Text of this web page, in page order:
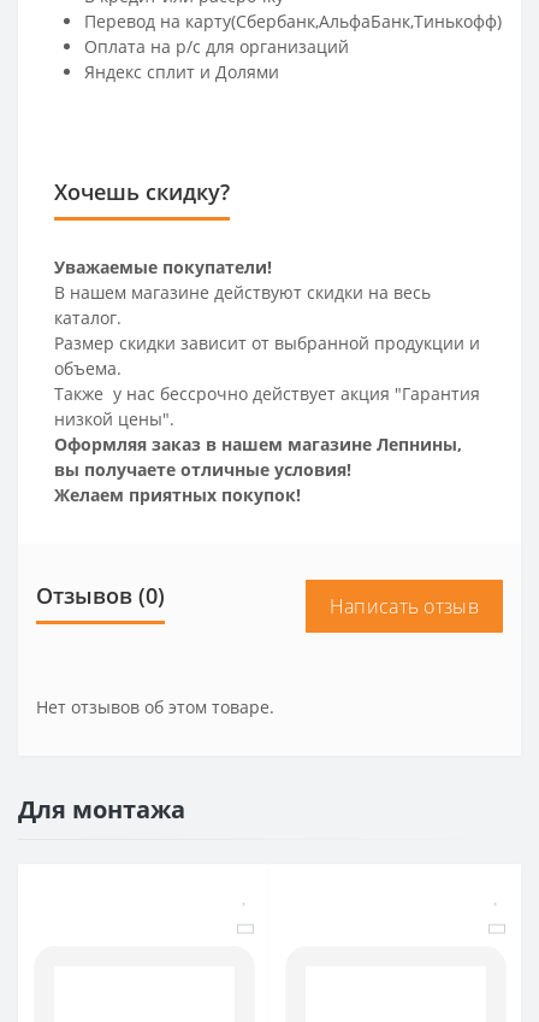
Перевод на карту(Сбербанк,АльфаБанк,Тинькофф)
Оплата на р/c для организаций
Яндекс сплит и Долями
Хочешь скидку?
Уважаемые покупатели!
В нашем магазине действуют скидки на весь
каталог.
Размер скидки зависит от выбранной продукции и
объема.
Также у нас бессрочно действует акция "Гарантия
низкой цены".
Оформляя заказ в нашем магазине Лепнины,
вы получаете отличные условия!
Желаем приятных покупок!
Отзывов (0) Написать отзыв
Нет отзывов об этом товаре.
Для монтажа